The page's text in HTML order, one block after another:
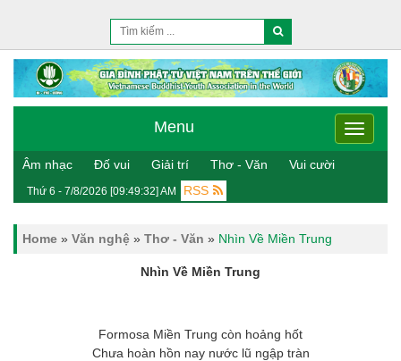
Menu Menu
Âm nhạc Đố vui Giải trí Thơ - Văn Vui cười
Thứ 6 - 7/8/2026 [09:49:33] AM RSS
Home » Văn nghệ » Thơ - Văn » Nhìn Về Miền Trung
Nhìn Về Miền Trung
Formosa Miền Trung còn hoảng hốt
Chưa hoàn hồn nay nước lũ ngập tràn